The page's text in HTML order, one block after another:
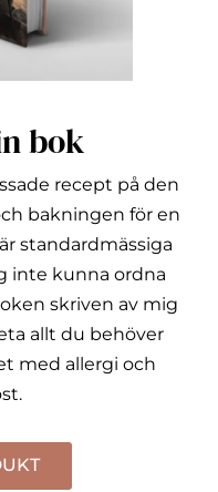
bok
recept på den
bakningen för en
standardmässiga
inte kunna ordna
skriven av mig
allt du behöver
med allergi och